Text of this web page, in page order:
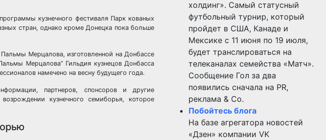
кузнечного фестиваля Парк кованых
стран, однако кроме Донецка пока больше
Мерцалова, изготовленной на Донбассе
Мерцалова” Гильдия кузнецов Донбасса
намечено на весну будущего года.
партнеров, спонсоров и другие
кузнечного семиборья, которое
холдинг». Самый статусный
футбольный турнир, который
пройдет в США, Канаде и
Мексике с 11 июня по 19 июля,
будет транслироваться на
телеканалах семейства «Матч».
Сообщение Гол за два
появились сначала на PR,
реклама & Co.
Побойтесь блога
На базе агрегатора новостей
«Дзен» компании VK